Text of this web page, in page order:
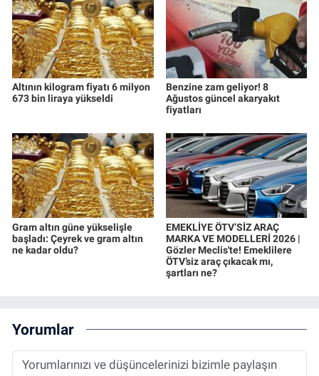
Altının kilogram fiyatı 6 milyon
673 bin liraya yükseldi
Benzine zam geliyor! 8
Ağustos güncel akaryakıt
fiyatları
Gram altın güne yükselişle
başladı: Çeyrek ve gram altın
ne kadar oldu?
EMEKLİYE ÖTV’SİZ ARAÇ
MARKA VE MODELLERİ 2026 |
Gözler Meclis'te! Emeklilere
ÖTV’siz araç çıkacak mı,
şartları ne?
Yorumlar